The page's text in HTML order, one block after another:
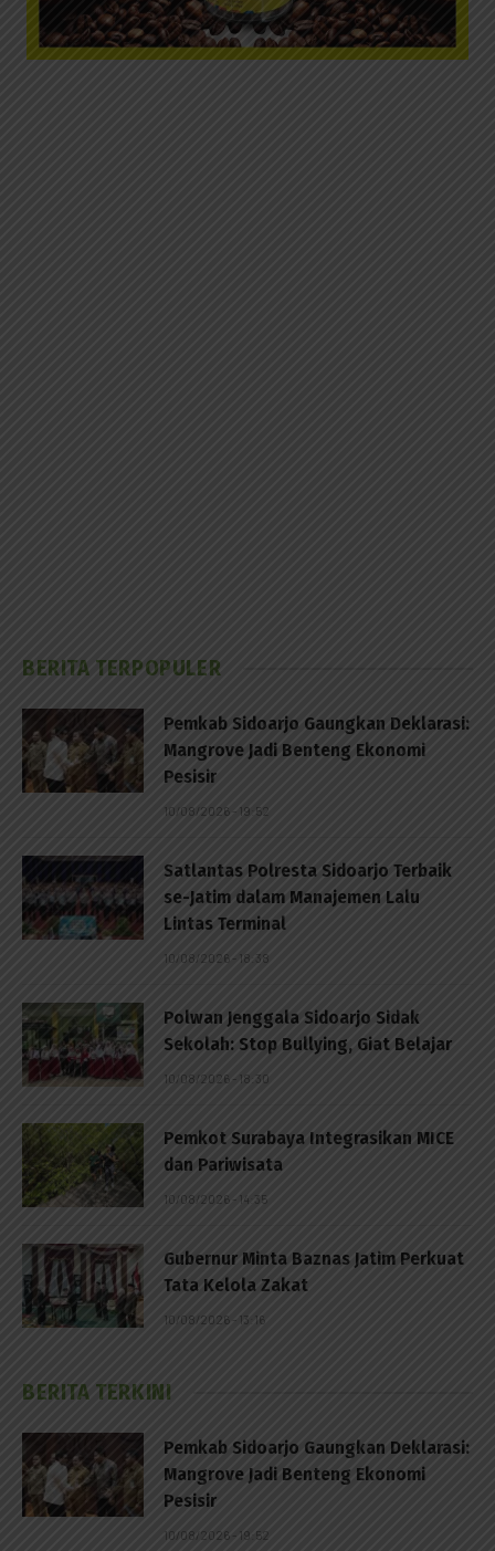
BERITA TERPOPULER
Pemkab Sidoarjo Gaungkan Deklarasi:
Mangrove Jadi Benteng Ekonomi
Pesisir
10/08/2026 - 19:52
Satlantas Polresta Sidoarjo Terbaik
se-Jatim dalam Manajemen Lalu
Lintas Terminal
10/08/2026 - 18:38
Polwan Jenggala Sidoarjo Sidak
Sekolah: Stop Bullying, Giat Belajar
10/08/2026 - 18:30
Pemkot Surabaya Integrasikan MICE
dan Pariwisata
10/08/2026 - 14:35
Gubernur Minta Baznas Jatim Perkuat
Tata Kelola Zakat
10/08/2026 - 13:16
BERITA TERKINI
Pemkab Sidoarjo Gaungkan Deklarasi:
Mangrove Jadi Benteng Ekonomi
Pesisir
10/08/2026 - 19:52